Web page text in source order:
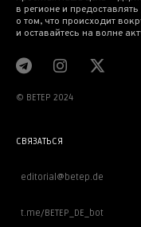
в регионе и
о том, что происходит
и оставайтесь на волне
© BETEP 2024
СВЯЗАТЬСЯ
editorial@betep.de
t.me/BETEP_DE_bot